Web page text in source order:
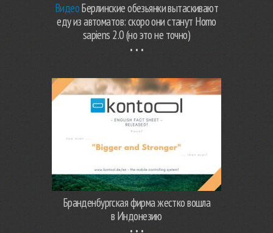
ВидеоБерлинские обезьянки вытаскивают
еду из автоматов: скоро они станут Homo
sapiens 2.0 (но это не точно)
Бранденбургская фирма жестко вошла
в Индонезию